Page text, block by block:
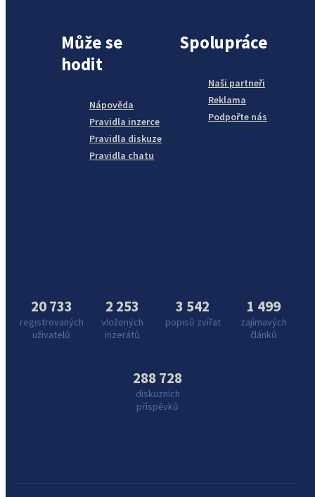
Může se
hodit
Nápověda
Pravidla inzerce
Pravidla diskuze
Pravidla chatu
Spolupráce
Naši partneři
Reklama
Podpořte nás
20 733
registrovaných
uživatelů
2 253
vložených
inzerátů
3 542
popisů zvířat
1 499
zajímavých
článků
288 728
diskuzních
příspěvků